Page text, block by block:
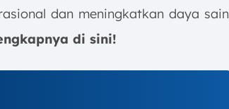
dan meningkatkan daya
di sini!